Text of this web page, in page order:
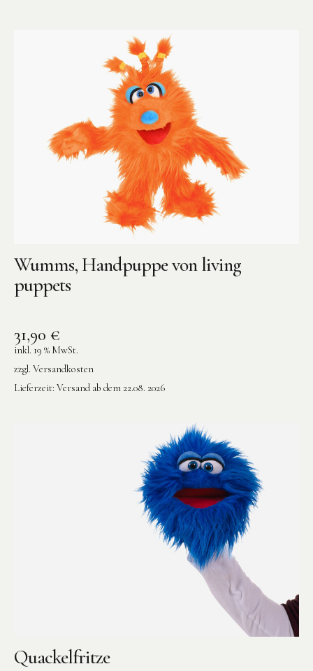
Wumms, Handpuppe von living
puppets
31,90 €
inkl. 19 % MwSt.
zzgl. Versandkosten
Lieferzeit: Versand ab dem 22.08. 2026
Quackelfritze